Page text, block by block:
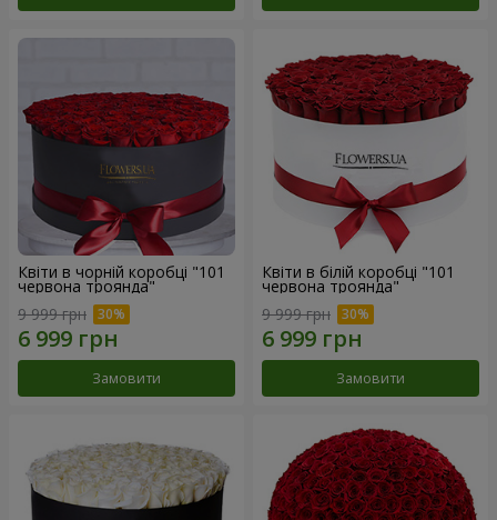
Квіти в чорній коробці "101
червона троянда"
9 999 грн
Замовити
Квіти в білій коробці "101
червона троянда"
9 999 грн
Замовити